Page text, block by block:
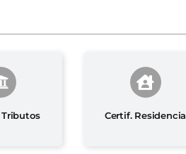
Tributos Certif. Residencia